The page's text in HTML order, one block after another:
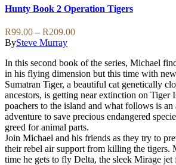
options
may
be
chosen
on
the
product
page
has
multiple
variants.
The
options
may
be
chosen
on
the
product
page
Hunty Book 2 Operation Tigers
R99.00 – R209.00Price
through
R209.00
BySteve Murray
In this second book of the series, Michael
in his flying dimension but this time with
Sumatran Tiger, a beautiful cat genetically
ancestors, is getting near extinction on Tiger
poachers to the island and what follows is an
adventure to save precious endangered
greed for animal parts.
Join Michael and his friends as they try to
their rebel air support from killing the tigers.
time he gets to fly Delta, the sleek Mirage jet